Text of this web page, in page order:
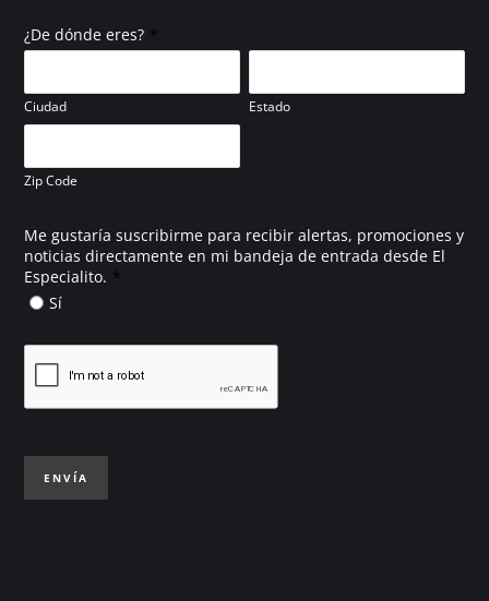
¿De dónde eres? *
Ciudad Estado
Zip Code
Me gustaría suscribirme para recibir alertas, promociones y
noticias directamente en mi bandeja de entrada desde El
Especialito. *
Sí
ENVÍA